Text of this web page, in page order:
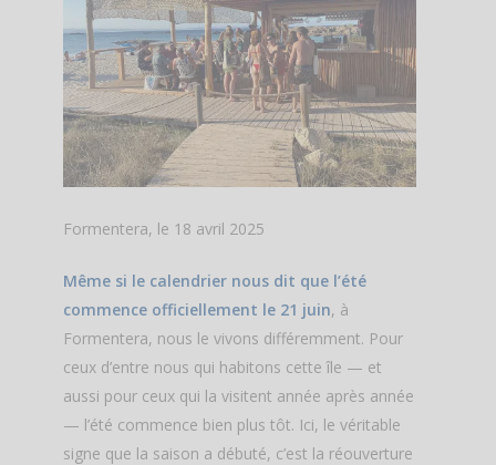
Formentera, le 18 avril 2025
Même si le calendrier nous dit que l’été
commence officiellement le 21 juin, à
Formentera, nous le vivons différemment. Pour
ceux d’entre nous qui habitons cette île — et
aussi pour ceux qui la visitent année après année
— l’été commence bien plus tôt. Ici, le véritable
signe que la saison a débuté, c’est la réouverture